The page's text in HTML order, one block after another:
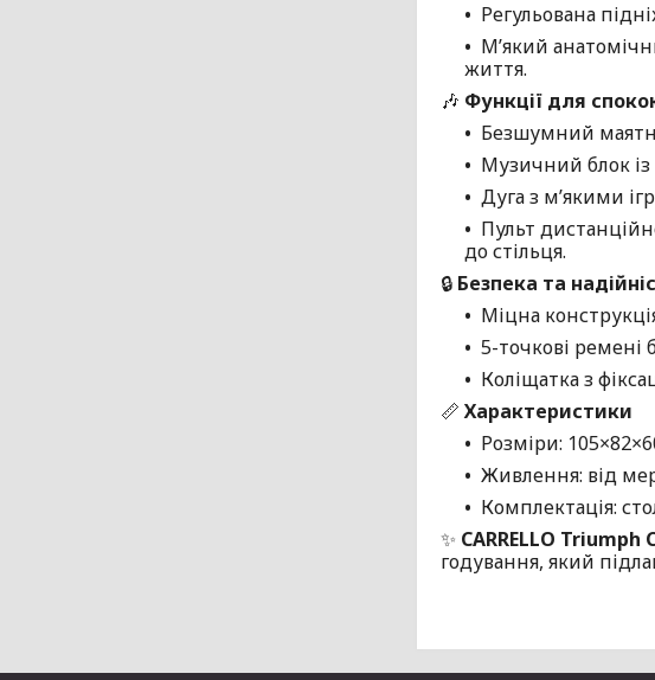
Регульована
М’який
життя.
🎶 Функції для
Безшумний
Музичний блок
Дуга з м’якими
Пульт
до стільця.
🔒 Безпека та
Міцна
5-точкові ремені
Коліщатка з
📏Характеристики
Розміри:
Живлення: від
Комплектація:
✨ CARRELLO Triumph
годування, який